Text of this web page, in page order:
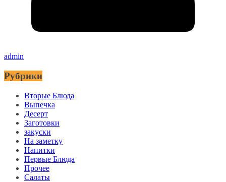
admin
Рубрики
Вторые Блюда
Выпечка
Десерт
Заготовки
закуски
На заметку
Напитки
Первые Блюда
Прочее
Салаты